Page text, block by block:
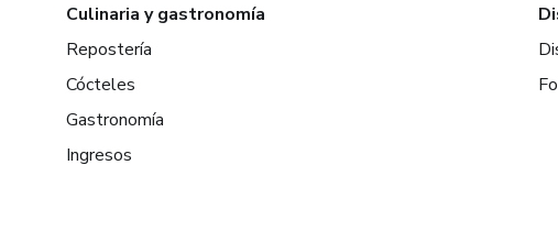
Culinaria y gastronomía
Repostería
Cócteles
Gastronomía
Ingresos